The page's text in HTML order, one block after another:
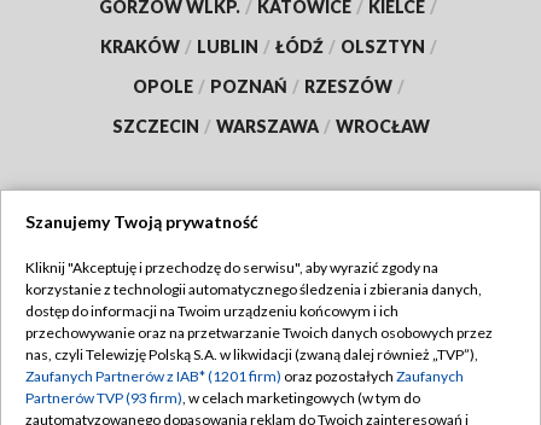
GORZÓW WLKP. / KATOWICE / KIELCE /
KRAKÓW / LUBLIN / ŁÓDŹ / OLSZTYN /
OPOLE / POZNAŃ / RZESZÓW /
SZCZECIN / WARSZAWA / WROCŁAW
TVP
Abonament TVP
Emisja w TVP
Centrum informacji TVP
Regulamin TVP
Polityka prywatności
Moje zgody
Szanujemy Twoją prywatność
Kliknij "Akceptuję i przechodzę do serwisu", aby wyrazić zgody na
korzystanie z technologii automatycznego śledzenia i zbierania danych,
dostęp do informacji na Twoim urządzeniu końcowym i ich
przechowywanie oraz na przetwarzanie Twoich danych osobowych przez
nas, czyli Telewizję Polską S.A. w likwidacji (zwaną dalej również „TVP”),
Zaufanych Partnerów z IAB* (1201 firm) oraz pozostałych Zaufanych
Partnerów TVP (93 firm), w celach marketingowych (w tym do
zautomatyzowanego dopasowania reklam do Twoich zainteresowań i